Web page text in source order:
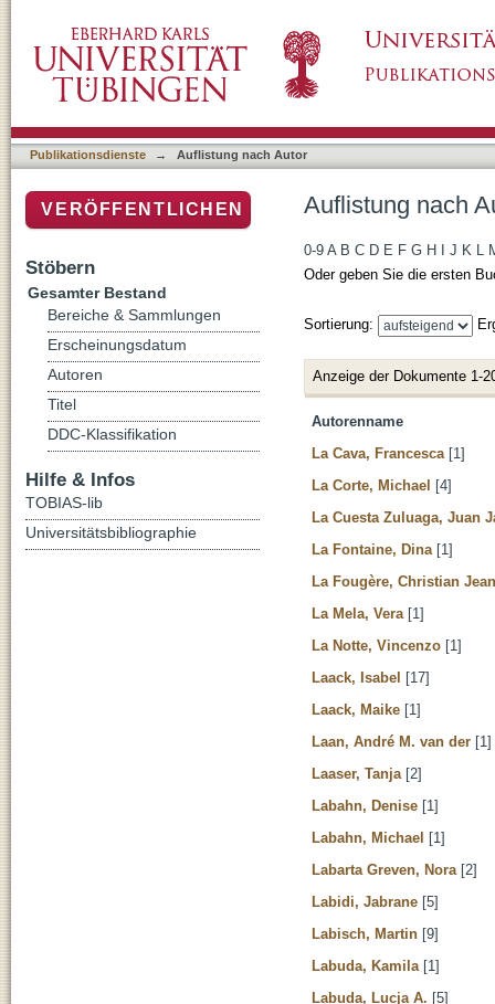
Publikationsdienste → Auflistung nach Autor
Auflistung nach
0-9 A B C D E F G H J K L
Oder geben Sie die ersten
Sortierung:
Anzeige der Dokumente 1-
Autorenname
La Cava, Francesca [1]
La Corte, Michael [4]
La Cuesta Zuluaga, Juan
La Fontaine, Dina [1]
La Fougère, Christian Jean
La Mela, Vera [1]
La Notte, Vincenzo [1]
Laack, Isabel [17]
Laack, Maike [1]
Laan, André M. van der [1]
Laaser, Tanja [2]
Labahn, Denise [1]
Labahn, Michael [1]
Labarta Greven, Nora [2]
Labidi, Jabrane [5]
Labisch, Martin [9]
Labuda, Kamila [1]
Labuda, Lucja A. [5]
VERÖFFENTLICHEN
Stöbern
Gesamter Bestand
Bereiche & Sammlungen
Erscheinungsdatum
Autoren
Titel
DDC-Klassifikation
Hilfe & Infos
TOBIAS-lib
Universitätsbibliographie